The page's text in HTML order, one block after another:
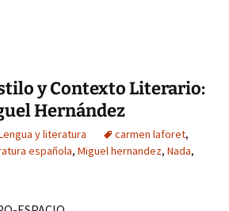
y Contexto Literario:
Hernández
y literatura carmen laforet,
española, Miguel hernandez, Nada,